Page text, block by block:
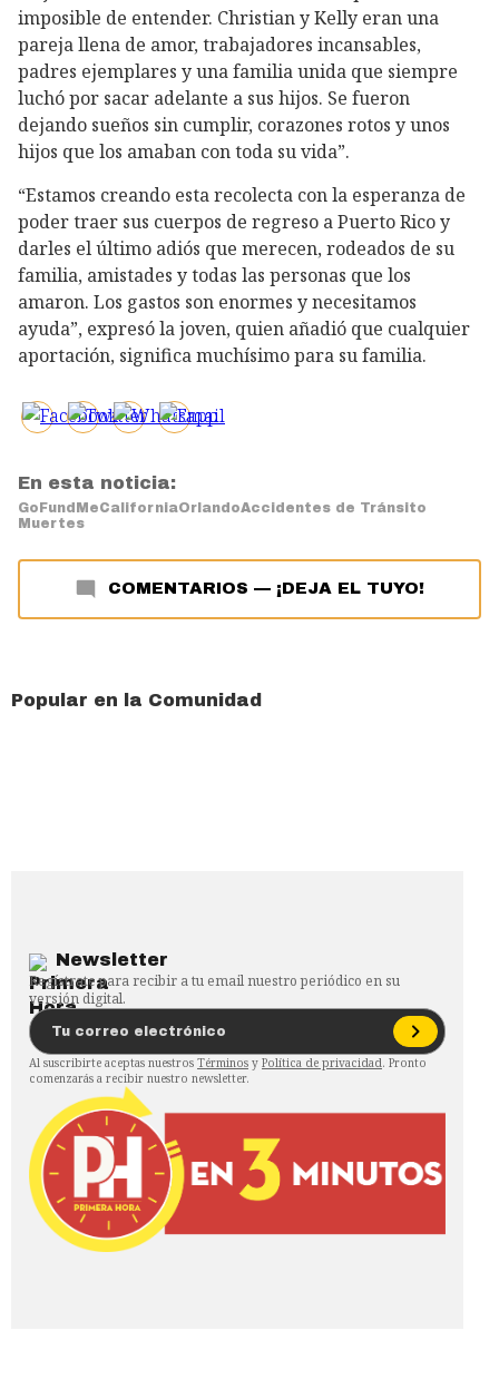
imposible de entender. Christian y Kelly eran una
pareja llena de amor, trabajadores incansables,
padres ejemplares y una familia unida que siempre
luchó por sacar adelante a sus hijos. Se fueron
dejando sueños sin cumplir, corazones rotos y unos
hijos que los amaban con toda su vida”.
“Estamos creando esta recolecta con la esperanza de
poder traer sus cuerpos de regreso a Puerto Rico y
darles el último adiós que merecen, rodeados de su
familia, amistades y todas las personas que los
amaron. Los gastos son enormes y necesitamos
ayuda”, expresó la joven, quien añadió que cualquier
aportación, significa muchísimo para su familia.
En esta noticia:
GoFundMeCaliforniaOrlandoAccidentes de Tránsito
Muertes
COMENTARIOS — ¡DEJA EL TUYO!
Popular en la Comunidad
Newsletter
Regístrate para recibir a tu email nuestro periódico en su
versión digital.
Al suscribirte aceptas nuestros Términos y Política de privacidad. Pronto
comenzarás a recibir nuestro newsletter.